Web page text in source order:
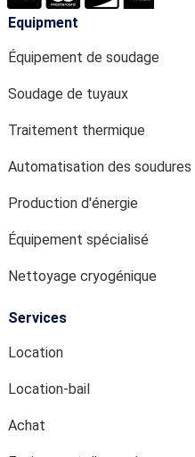
Equipment
Équipement de soudage
Soudage de tuyaux
Traitement thermique
Automatisation des soudures
Production d'énergie
Équipement spécialisé
Nettoyage cryogénique
Services
Location
Location-bail
Achat